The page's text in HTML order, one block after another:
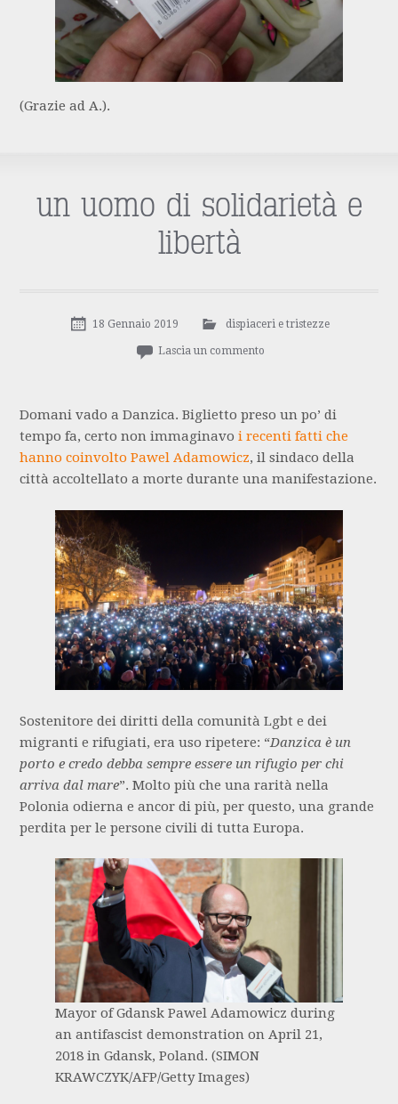
(Grazie ad A.).
un uomo di solidarietà e
libertà
18 Gennaio 2019 dispiaceri e tristezze
Lascia un commento
Domani vado a Danzica. Biglietto preso un po’ di
tempo fa, certo non immaginavoi recenti fatti che
hanno coinvolto Pawel Adamowicz, il sindaco della
città accoltellato a morte durante una manifestazione.
Sostenitore dei diritti della comunità Lgbt e dei
migranti e rifugiati, era uso ripetere: “Danzica è un
porto e credo debba sempre essere un rifugio per chi
arriva dal mare”. Molto più che una rarità nella
Polonia odierna e ancor di più, per questo, una grande
perdita per le persone civili di tutta Europa.
Mayor of Gdansk Pawel Adamowicz during
an antifascist demonstration on April 21,
2018 in Gdansk, Poland. (SIMON
KRAWCZYK/AFP/Getty Images)